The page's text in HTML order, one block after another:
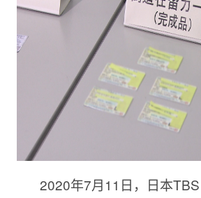
2020年7月11日，日本